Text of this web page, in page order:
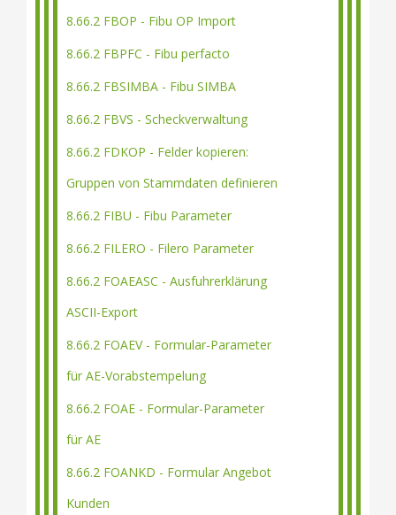
8.66.2 FBOP - Fibu OP Import
8.66.2 FBPFC - Fibu perfacto
8.66.2 FBSIMBA - Fibu SIMBA
8.66.2 FBVS - Scheckverwaltung
8.66.2 FDKOP - Felder kopieren:
Gruppen von Stammdaten definieren
8.66.2 FIBU - Fibu Parameter
8.66.2 FILERO - Filero Parameter
8.66.2 FOAEASC - Ausfuhrerklärung
ASCII-Export
8.66.2 FOAEV - Formular-Parameter
für AE-Vorabstempelung
8.66.2 FOAE - Formular-Parameter
für AE
8.66.2 FOANKD - Formular Angebot
Kunden